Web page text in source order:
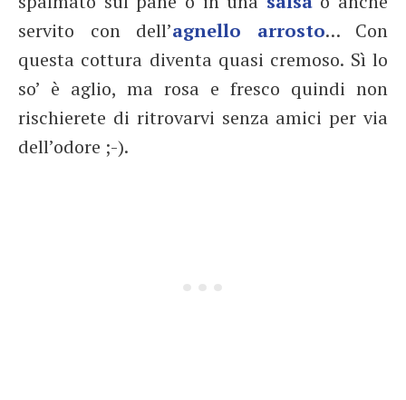
servito con dell’agnello arrosto… Con
questa cottura diventa quasi cremoso. Sì lo
so’ è aglio, ma rosa e fresco quindi non
rischierete di ritrovarvi senza amici per via
dell’odore ;-).